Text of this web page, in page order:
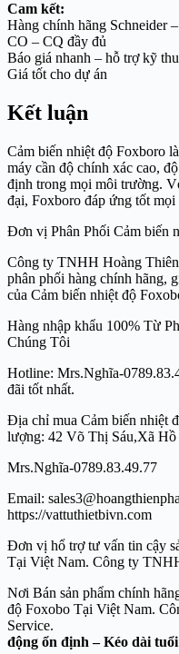
Cam kết:
Hàng chính hãng Schneider
CO – CQ đầy đủ
Báo giá nhanh – hỗ trợ kỹ
Giá tốt cho dự án
Kết luận
Cảm biến nhiệt độ Foxboro
máy cần độ chính xác cao,
định trong mọi môi trường.
đại, Foxboro đáp ứng tốt
Đơn vị Phân Phối Cảm biến
Công ty TNHH Hoàng Thiên
phân phối hàng chính hãng,
của Cảm biến nhiệt độ
Hàng nhập khẩu 100% Từ
Chúng Tôi
Hotline: Mrs.Nghĩa-
đãi tốt nhất.
Địa chỉ mua Cảm biến nhiệt
lượng: 42 Võ Thị Sáu,Xã
Mrs.Nghĩa-0789.83.49.77
Email:
https://vattuthietbivn.com
Đơn vị hổ trợ tư vấn tin cậy
Tại Việt Nam. Công ty
Nơi Bán sản phẩm chính
độ Foxobo Tại Việt Nam.
động ổn định – Kéo dài